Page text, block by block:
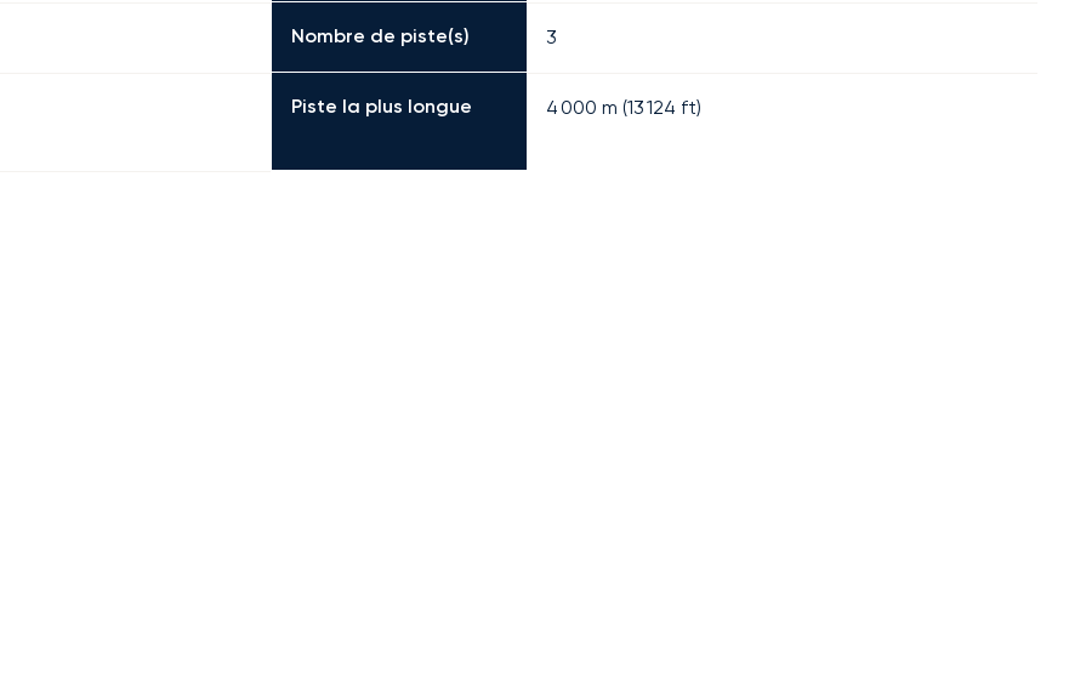
Nombre de piste(s) 3
Piste la plus longue 4 000 m (13 124 ft)